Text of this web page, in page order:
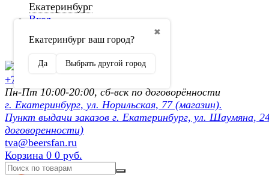
Екатеринбург
✖
Екатеринбург ваш город?
Да Выбрать другой город
Вход
Регистрация
+7 (902) 872-54-70
Пн-Пт 10:00-20:00, сб-вск по договорённости
г. Екатеринбург, ул. Норильская, 77 (магазин).
Пункт выдачи заказов г. Екатеринбург, ул. Шаумяна,
договоренности)
tva@beersfan.ru
Корзина 0 0 руб.